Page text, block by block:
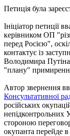
Петиція була
Ініціатор петиції
керівником ОП
перед Росією",
контактує із
Володимира
"плану"
Автор звернення
Консультативної
російських
непідконтрольних
стороною
окупанта перейде